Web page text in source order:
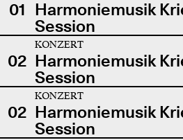
01 Harmoniemusik
Session
02
KONZERT
Harmoniemusik
Session
02
KONZERT
Harmoniemusik
Session